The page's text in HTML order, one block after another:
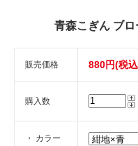
青森こぎん ブロ
販売価格 880円(税
購入数
・ カラー